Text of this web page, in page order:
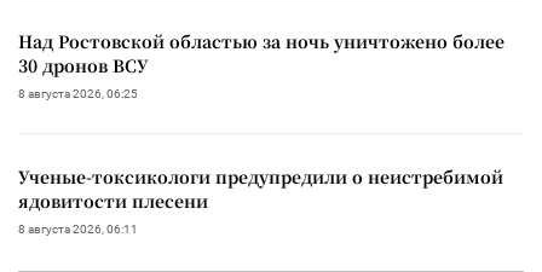
Над Ростовской областью за ночь уничтожено более
30 дронов ВСУ
8 августа 2026, 06:25
Ученые-токсикологи предупредили о неистребимой
ядовитости плесени
8 августа 2026, 06:11